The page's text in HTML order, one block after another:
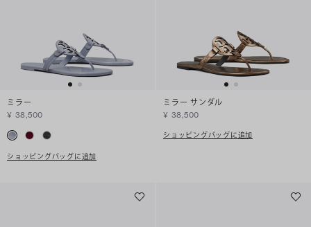
ミラー
¥ 38,500
ショッピングバッグに追加
ミラー サンダル
¥ 38,500
ショッピングバッグに追加